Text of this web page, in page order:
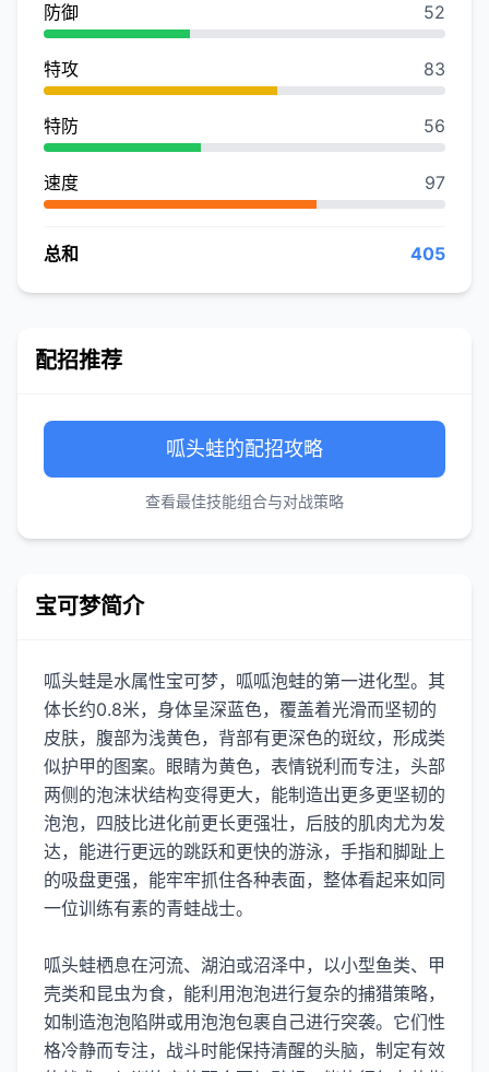
防御 52
特攻 83
特防 56
速度 97
总和 405
配招推荐
呱头蛙的配招攻略
查看最佳技能组合与对战策略
宝可梦简介
呱头蛙是水属性宝可梦，呱呱泡蛙的第一进化型。其
体长约0.8米，身体呈深蓝色，覆盖着光滑而坚韧的
皮肤，腹部为浅黄色，背部有更深色的斑纹，形成类
似护甲的图案。眼睛为黄色，表情锐利而专注，头部
两侧的泡沫状结构变得更大，能制造出更多更坚韧的
泡泡，四肢比进化前更长更强壮，后肢的肌肉尤为发
达，能进行更远的跳跃和更快的游泳，手指和脚趾上
的吸盘更强，能牢牢抓住各种表面，整体看起来如同
一位训练有素的青蛙战士。
呱头蛙栖息在河流、湖泊或沼泽中，以小型鱼类、甲
壳类和昆虫为食，能利用泡泡进行复杂的捕猎策略，
如制造泡泡陷阱或用泡泡包裹自己进行突袭。它们性
格冷静而专注，战斗时能保持清醒的头脑，制定有效